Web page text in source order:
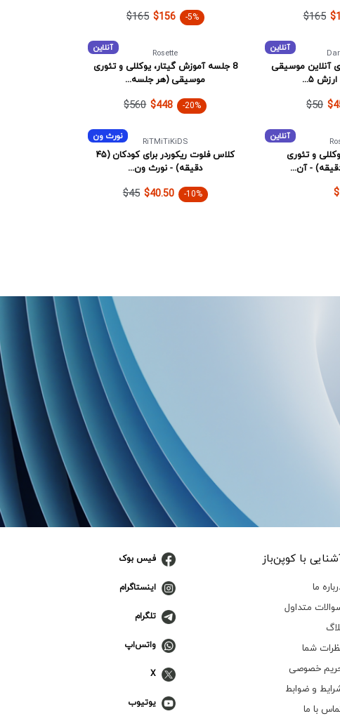
$165
$165 $156 -5%
آنلاین
آنلاین موسیقی
۵...
$50
آنلاین Rosette
8 جلسه آموزش گیتار، یوکللی و تئوری
موسیقی (هر جلسه...
$560 $448 -20%
آنلاین
و تئوری
نورث ون RiTMiTiKiDS
کلاس فلوت ریکوردر برای کودکان (۴۵
دقیقه) - نورث ون...
$45 $40.50 -10%
با کوپن‌باز
ما
متداول
شما
خصوصی
و ضوابط
با ما
فیس بوک
اینستاگرام
تلگرام
واتس‌اپ
X
یوتیوب